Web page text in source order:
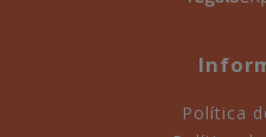
Política